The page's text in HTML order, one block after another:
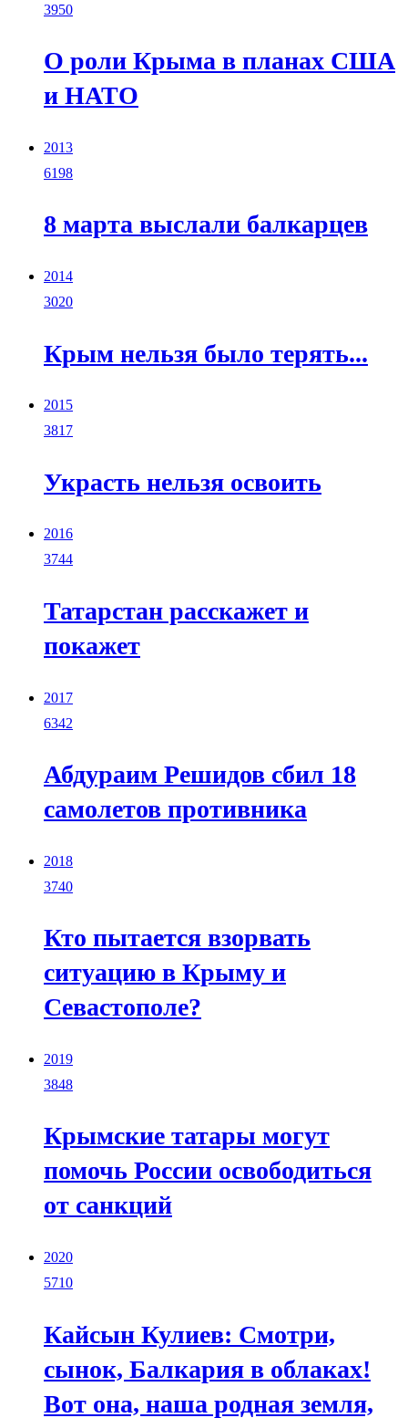
3950
О роли Крыма в планах США
и НАТО
2013
6198
8 марта выслали балкарцев
2014
3020
Крым нельзя было терять...
2015
3817
Украсть нельзя освоить
2016
3744
Татарстан расскажет и
покажет
2017
6342
Абдураим Решидов сбил 18
самолетов противника
2018
3740
Кто пытается взорвать
ситуацию в Крыму и
Севастополе?
2019
3848
Крымские татары могут
помочь России освободиться
от санкций
2020
5710
Кайсын Кулиев: Смотри,
сынок, Балкария в облаках!
Вот она, наша родная земля,